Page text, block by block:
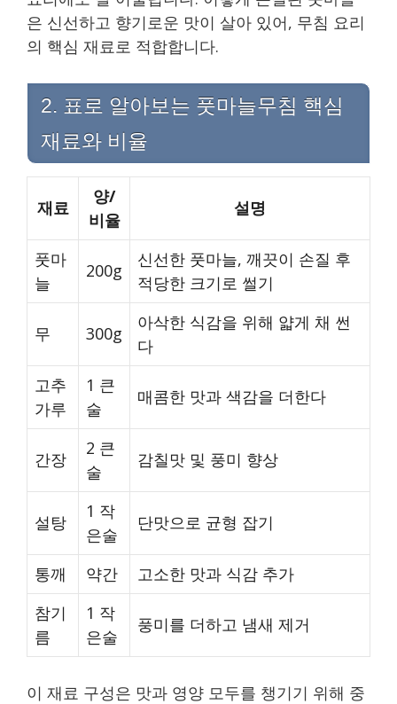
은 신선하고 향기로운 맛이 살아 있어, 무침 요리
의 핵심 재료로 적합합니다.
2. 표로 알아보는 풋마늘무침 핵심
재료와 비율
재료
양/
비율
설명
풋마
늘
200g
신선한 풋마늘, 깨끗이 손질 후
적당한 크기로 썰기
무 300g
아삭한 식감을 위해 얇게 채 썬
다
고추
가루
1 큰
술
매콤한 맛과 색감을 더한다
간장
2 큰
술
감칠맛 및 풍미 향상
설탕
1 작
은술
단맛으로 균형 잡기
통깨 약간
고소한 맛과 식감 추가
참기
름
1 작
은술
풍미를 더하고 냄새 제거
이 재료 구성은 맛과 영양 모두를 챙기기 위해 중